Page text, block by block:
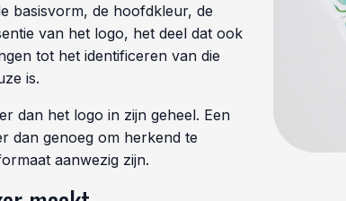
basisvorm, de hoofdkleur, de
van het logo, het deel dat ook
tot het identificeren van die
is.
dan het logo in zijn geheel. Een
dan genoeg om herkend te
aanwezig zijn.